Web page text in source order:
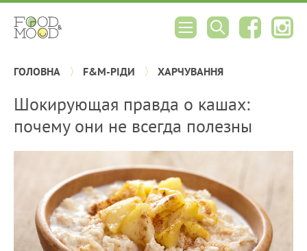
ГОЛОВНА F&M-РІДИ ХАРЧУВАННЯ
Шокирующая правда о кашах:
почему они не всегда полезны